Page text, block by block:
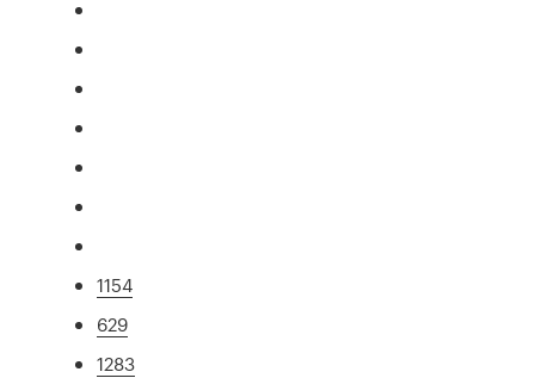
1154
629
1283